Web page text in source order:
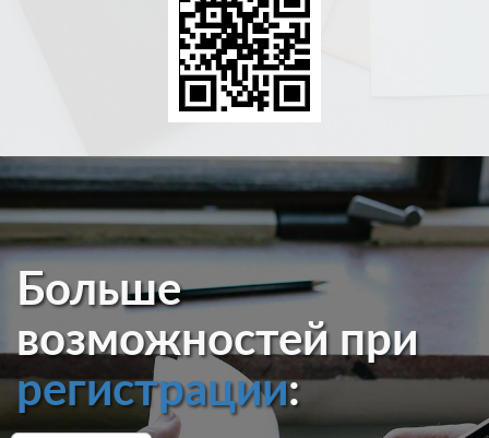
Больше
возможностей при
регистрации: